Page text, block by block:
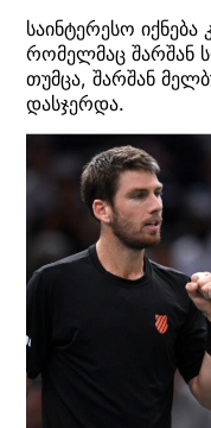
საინტერესო
რომელმაც შარშან
თუმცა, შარშან
დასჯერდა.